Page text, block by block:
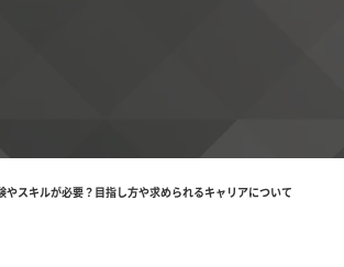
やスキルが必要？目指し方や求められるキャリアについて